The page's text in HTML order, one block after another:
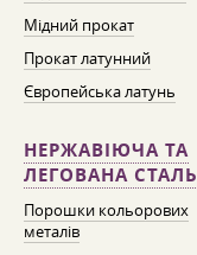
Мідний прокат
Прокат латунний
Європейська латунь
НЕРЖАВІЮЧА ТА
ЛЕГОВАНА СТАЛЬ
Порошки кольорових
металів